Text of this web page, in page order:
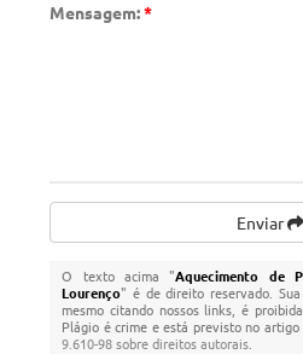
Mensagem:*
Enviar
O texto acima "Aquecimento de
Lourenço" é de direito reservado.
mesmo citando nossos links, é
Plágio é crime e está previsto no artigo
9.610-98 sobre direitos autorais